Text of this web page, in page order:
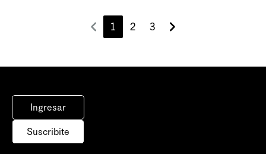
1 2 3
Ingresar
Suscribite